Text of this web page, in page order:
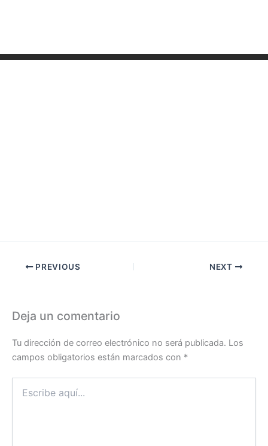
PREVIOUS NEXT
Deja un comentario
Tu dirección de correo electrónico no será publicada. Los
campos obligatorios están marcados con *
aquí...